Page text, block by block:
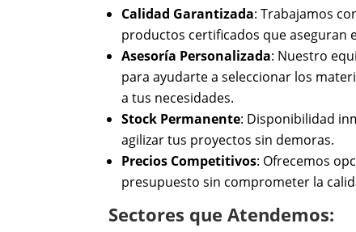
Calidad Garantizada: Trabajamos
productos certificados que aseguran
Asesoría Personalizada: Nuestro
para ayudarte a seleccionar los
a tus necesidades.
Stock Permanente: Disponibilidad
agilizar tus proyectos sin demoras.
Precios Competitivos: Ofrecemos
presupuesto sin comprometer la
Sectores que Atendemos: